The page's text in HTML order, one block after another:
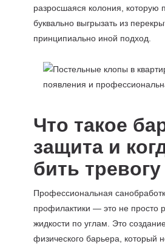
разросшаяся колония, которую
буквально выгрызать из
принципиально иной подход.
Что такое
защита и
бить тревогу
Профессиональная
профилактики — это не просто
жидкости по углам. Это
физического барьера, который